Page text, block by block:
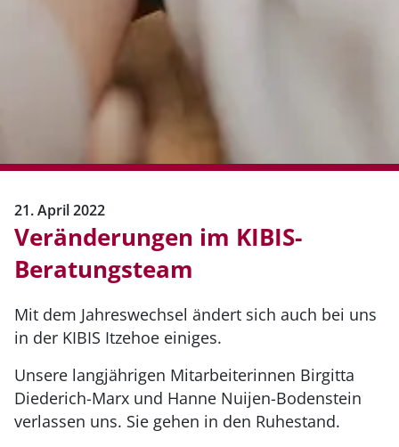
21. April 2022
Veränderungen im KIBIS-
Beratungsteam
Mit dem Jahreswechsel ändert sich auch bei uns
in der KIBIS Itzehoe einiges.
Unsere langjährigen Mitarbeiterinnen Birgitta
Diederich-Marx und Hanne Nuijen-Bodenstein
verlassen uns. Sie gehen in den Ruhestand.